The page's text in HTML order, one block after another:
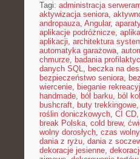
Tagi: administracja
aktywizacja seniora,
andropauza, Angular,
aplikacje podróżnicze,
aplikacji, architektura
automatyka garażowa,
chmurze, badania
danych SQL, beczka na
bezpieczeństwo seniora,
wiercenie, bieganie
handmade, ból barku, ból
bushcraft, buty trekkingowe,
roślin doniczkowych, CI CD,
break Polska, cold brew,
wolny dorosłych, czas
dania z ryżu, dania z
dekoracje jesienne,